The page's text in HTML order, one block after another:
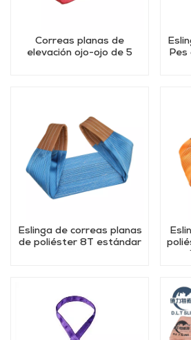
Correas planas de
elevación ojo-ojo de 5
Eslinga de correas planas
de poliéster 8T estándar